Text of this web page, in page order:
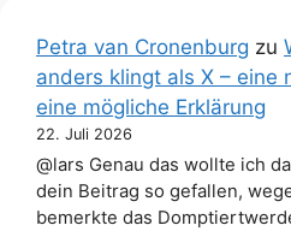
Petra van Cronenburg zu
anders klingt als X – eine
eine mögliche Erklärung
22. Juli 2026
@lars Genau das wollte ich
dein Beitrag so gefallen,
bemerkte das